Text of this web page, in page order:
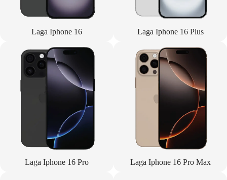
Laga Iphone 16 Laga Iphone 16 Plus
Laga Iphone 16 Pro Laga Iphone 16 Pro Max